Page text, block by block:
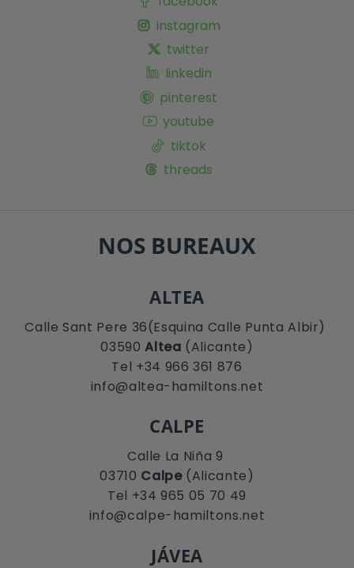
instagram
twitter
linkedin
pinterest
youtube
tiktok
threads
NOS BUREAUX
ALTEA
Calle Sant Pere 36(Esquina Calle Punta Albir)
03590Altea (Alicante)
Tel +34 966 361 876
info@altea-hamiltons.net
CALPE
Calle La Niña 9
03710 Calpe(Alicante)
Tel +34 965 05 70 49
info@calpe-hamiltons.net
JÁVEA